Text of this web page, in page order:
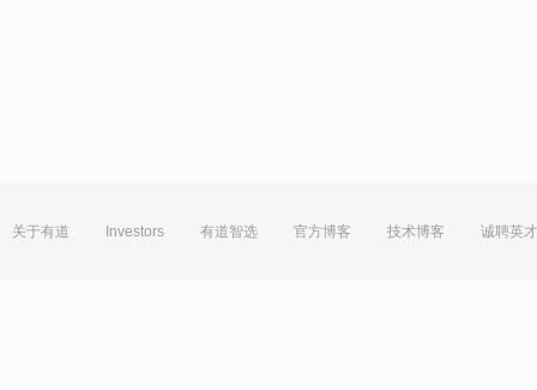
关于有道 Investors 有道智选 官方博客 技术博客 诚聘英才